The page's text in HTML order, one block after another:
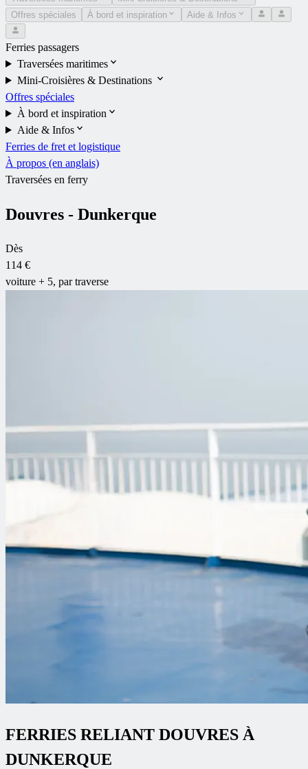
Offres spéciales
À bord et inspiration Aide & Infos
Ferries passagers
Traversées maritimes
Mini-Croisières & Destinations
Offres spéciales
À bord et inspiration
Aide & Infos
Ferries de fret et logistique
À propos (en anglais)
Traversées en ferry
Douvres - Dunkerque
Dès
114 €
voiture + 5, par traverse
FERRIES RELIANT DOUVRES À
DUNKERQUE